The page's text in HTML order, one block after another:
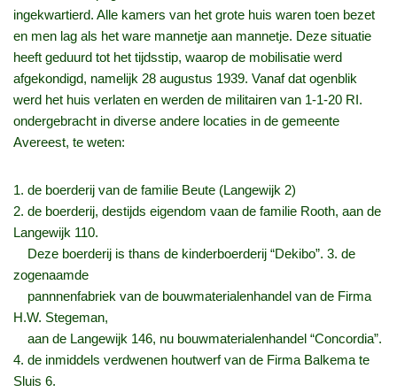
ingekwartierd. Alle kamers van het grote huis waren toen bezet
en men lag als het ware mannetje aan mannetje. Deze situatie
heeft geduurd tot het tijdsstip, waarop de mobilisatie werd
afgekondigd, namelijk 28 augustus 1939. Vanaf dat ogenblik
werd het huis verlaten en werden de militairen van 1-1-20 RI.
ondergebracht in diverse andere locaties in de gemeente
Avereest, te weten:
1. de boerderij van de familie Beute (Langewijk 2)
2. de boerderij, destijds eigendom vaan de familie Rooth, aan de
Langewijk 110.
Deze boerderij is thans de kinderboerderij “Dekibo”. 3. de
zogenaamde
pannnenfabriek van de bouwmaterialenhandel van de Firma
H.W. Stegeman,
aan de Langewijk 146, nu bouwmaterialenhandel “Concordia”.
4. de inmiddels verdwenen houtwerf van de Firma Balkema te
Sluis 6.